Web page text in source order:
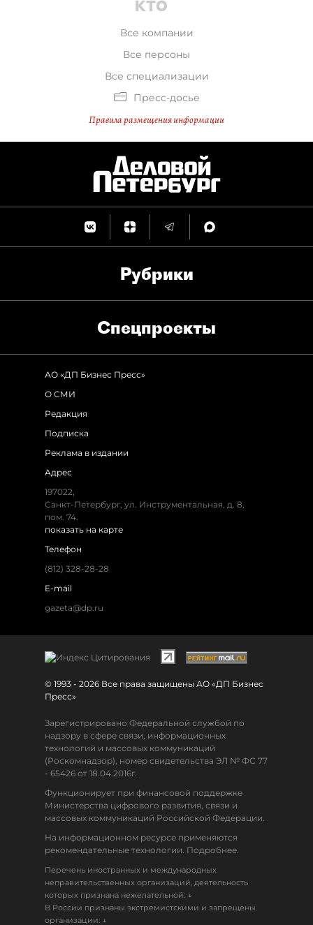
Все компании
Все персоны
Все специализации
Пресс-досье
Правила размещения информации
Рубрики
Спец­проекты
АО «ДП Бизнес Пресс»
О СМИ
Редакция
Подписка
Реклама в издании
Адрес
197022,
Санкт-Петербург, ул. Инструментальная, д. 8,
пом. 74.
показать на карте
Телефон
(812) 328-28-28
E-mail
gazeta@dp.ru
© 1993 - 2026 Все права защищены АО «ДП Бизнес
Пресс»
Зарегистрировано Федеральной службой по
надзору в сфере связи, информационных
технологий и массовых коммуникаций
(Роскомнадзор), номер свидетельства ЭЛ № ФС 77
- 65426 от 18.04.2016г.
Функционирует при финансовой поддержке
Министерства цифрового развития, связи и
массовых коммуникаций Российской Федерации.
На информационном ресурсе применяются
рекомендательные технологии. Подробнее.
Перечень иностранных и международных
неправительственных организаций, деятельность
которых признана нежелательной: ↓
В России признаны экстремистскими и запрещены
организации: ↓